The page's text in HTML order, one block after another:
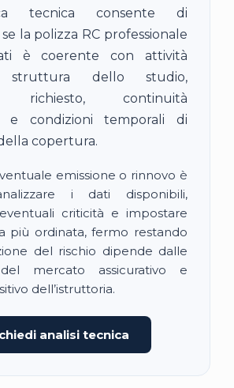
tecnica consente di
la polizza RC professionale
è coerente con attività
struttura dello studio,
richiesto, continuità
e condizioni temporali di
copertura.
emissione o rinnovo è
i dati disponibili,
criticità e impostare
più ordinata, fermo restando
del rischio dipende dalle
mercato assicurativo e
dell’istruttoria.
analisi tecnica